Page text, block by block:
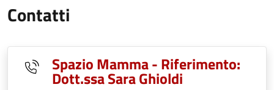
Contatti
Spazio Mamma - Riferimento:
Dott.ssa Sara Ghioldi